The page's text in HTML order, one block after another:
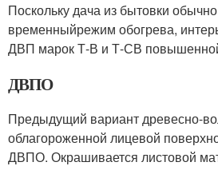
Поскольку дача из бытовки
временныйрежим обогрева,
ДВП марок Т-В и Т-СВ повышенной
ДВПО
Предыдущий вариант древесно-
облагороженной лицевой
ДВПО. Окрашивается листовой